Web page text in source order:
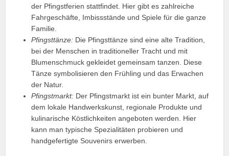
der Pfingstferien stattfindet. Hier gibt es zahlreiche
Fahrgeschäfte, Imbissstände und Spiele für die ganze
Familie.
Pfingsttänze: Die Pfingsttänze sind eine alte Tradition,
bei der Menschen in traditioneller Tracht und mit
Blumenschmuck gekleidet gemeinsam tanzen. Diese
Tänze symbolisieren den Frühling und das Erwachen
der Natur.
Pfingstmarkt: Der Pfingstmarkt ist ein bunter Markt, auf
dem lokale Handwerkskunst, regionale Produkte und
kulinarische Köstlichkeiten angeboten werden. Hier
kann man typische Spezialitäten probieren und
handgefertigte Souvenirs erwerben.